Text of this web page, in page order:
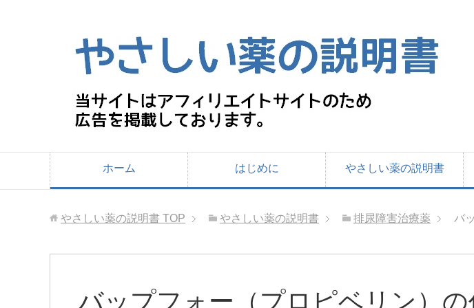
ホーム はじめに やさしい薬の説明書
やさしい薬の説明書 TOP やさしい薬の説明書 排尿障害治療薬 バ
バップフォー（プロピベリン）の